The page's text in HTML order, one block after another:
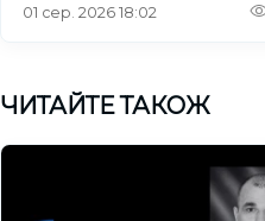
01 сер. 2026 18:02
ЧИТАЙТЕ ТАКОЖ